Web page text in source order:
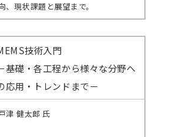
現状課題と展望まで。
技術入門
基礎・各工程から様々な分野へ
応用・トレンドまで－
健太郎 氏